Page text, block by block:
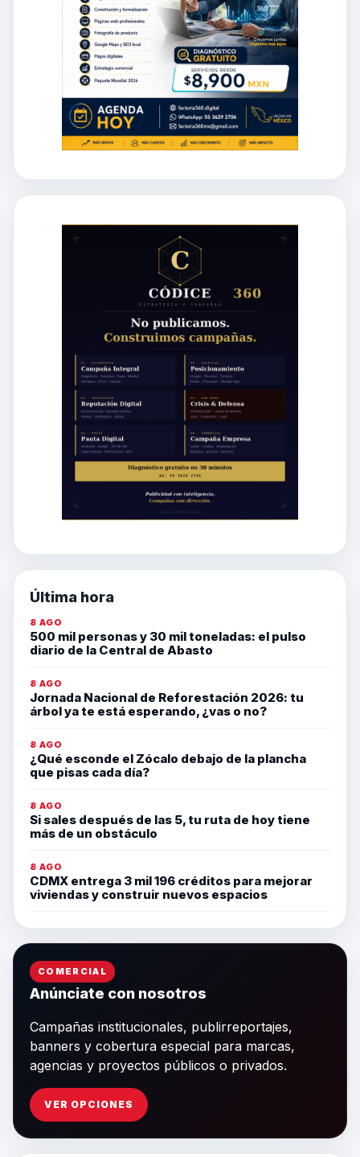
Última hora
8 AGO
500 mil personas y 30 mil toneladas: el pulso
diario de la Central de Abasto
8 AGO
Jornada Nacional de Reforestación 2026: tu
árbol ya te está esperando, ¿vas o no?
8 AGO
¿Qué esconde el Zócalo debajo de la plancha
que pisas cada día?
8 AGO
Si sales después de las 5, tu ruta de hoy tiene
más de un obstáculo
8 AGO
CDMX entrega 3 mil 196 créditos para mejorar
viviendas y construir nuevos espacios
COMERCIAL
Anúnciate con nosotros
Campañas institucionales, publirreportajes,
banners y cobertura especial para marcas,
agencias y proyectos públicos o privados.
VER OPCIONES